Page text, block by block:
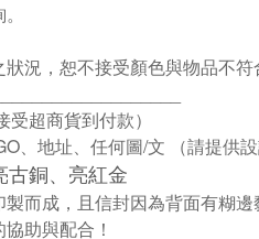
況，恕不接受顏色與物品不符
超商貨到付款）
、地址、任何圖/文 （請提供設
古銅、亮紅金
製而成，且信封因為背面有糊
助與配合！